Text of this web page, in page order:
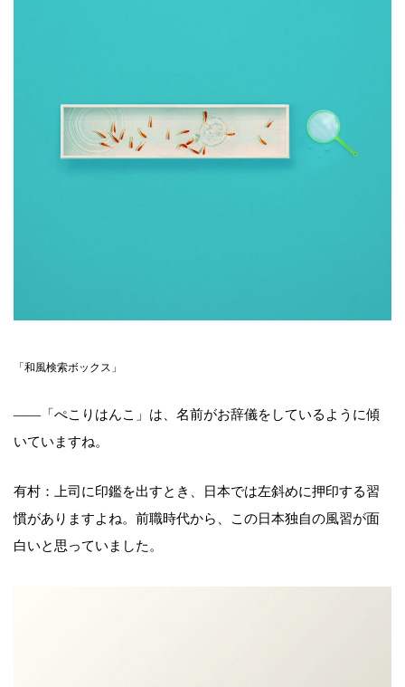
「和風検索ボックス」
――「ぺこりはんこ」は、名前がお辞儀をしているように傾
いていますね。
有村：上司に印鑑を出すとき、日本では左斜めに押印する習
慣がありますよね。前職時代から、この日本独自の風習が面
白いと思っていました。